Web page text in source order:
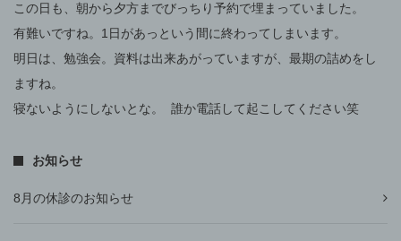
この日も、朝から夕方までびっちり予約で埋まっていました。
有難いですね。1日があっという間に終わってしまいます。
明日は、勉強会。資料は出来あがっていますが、最期の詰めをし
ますね。
寝ないようにしないとな。 誰か電話して起こしてください笑
お知らせ
8月の休診のお知らせ